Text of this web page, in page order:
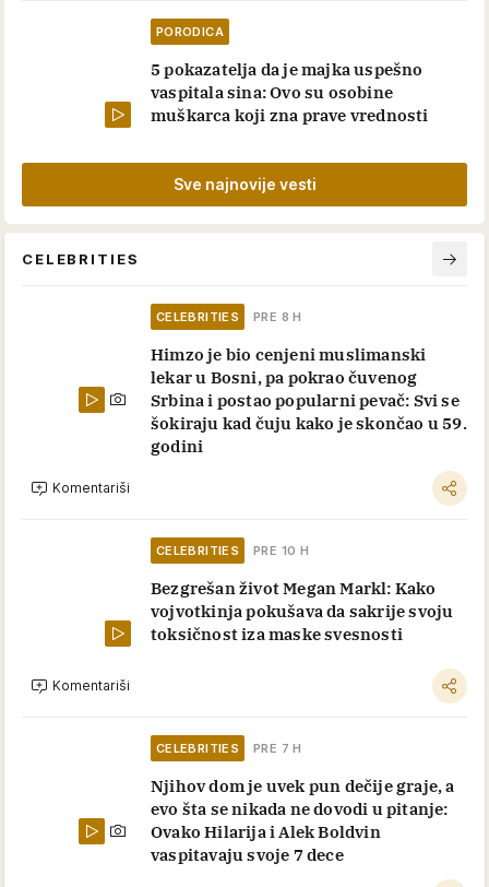
PORODICA
5 pokazatelja da je majka uspešno
vaspitala sina: Ovo su osobine
muškarca koji zna prave vrednosti
Sve najnovije vesti
CELEBRITIES
CELEBRITIES PRE 8 H
Himzo je bio cenjeni muslimanski
lekar u Bosni, pa pokrao čuvenog
Srbina i postao popularni pevač: Svi se
šokiraju kad čuju kako je skončao u 59.
godini
Komentariši
CELEBRITIES PRE 10 H
Bezgrešan život Megan Markl: Kako
vojvotkinja pokušava da sakrije svoju
toksičnost iza maske svesnosti
Komentariši
CELEBRITIES PRE 7 H
Njihov dom je uvek pun dečije graje, a
evo šta se nikada ne dovodi u pitanje:
Ovako Hilarija i Alek Boldvin
vaspitavaju svoje 7 dece